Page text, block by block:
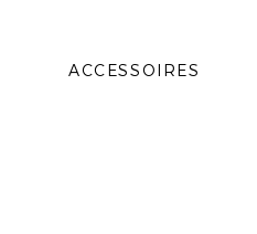
ACCESSOIRES